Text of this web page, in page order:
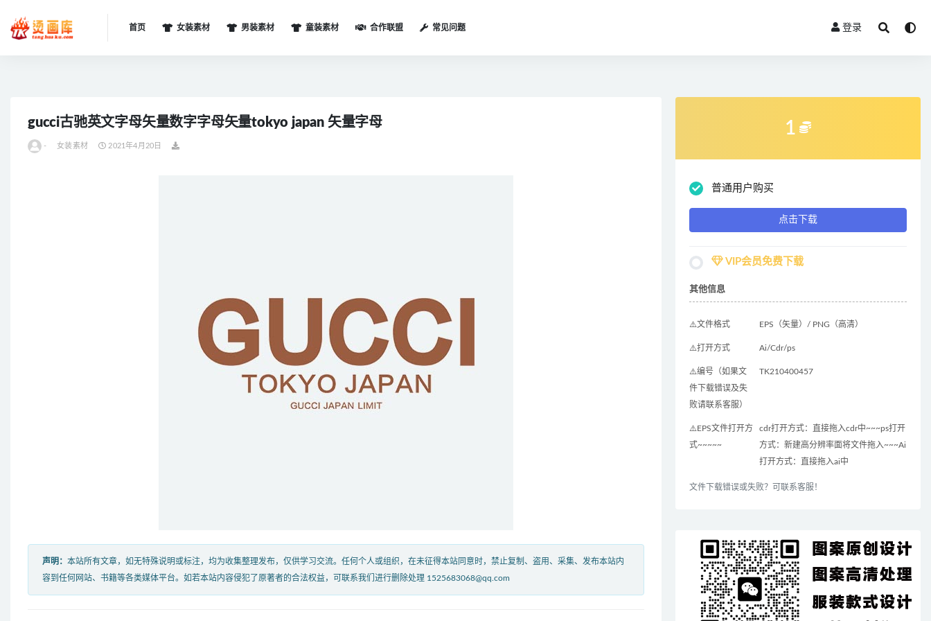
首页 女装素材 男装素材 童装素材 合作联盟 常见问题 登录
gucci古驰英文字母矢量数字字母矢量tokyo japan 矢量字母
- 女装素材 2021年4月20日
声明： 本站所有文章，如无特殊说明或标注，均为收集整理发布，仅供学习交流。任何个人或组织，在未征得本站同意时，禁止复制、盗用、采集、发布本站内
容到任何网站、书籍等各类媒体平台。如若本站内容侵犯了原著者的合法权益，可联系我们进行删除处理 1525683068@qq.com
1
普通用户购买
点击下载
VIP会员免费下载
其他信息
⚠️文件格式 EPS（矢量）/ PNG（高清）
⚠️打开方式 Ai/Cdr/ps
⚠️编号（如果文
件下载错误及失
败请联系客服）
TK210400457
⚠️EPS文件打开方
式~~~~~
cdr打开方式：直接拖入cdr中~~~ps打开
方式：新建高分辨率面将文件拖入~~~Ai
打开方式：直接拖入ai中
文件下载错误或失败？可联系客服！